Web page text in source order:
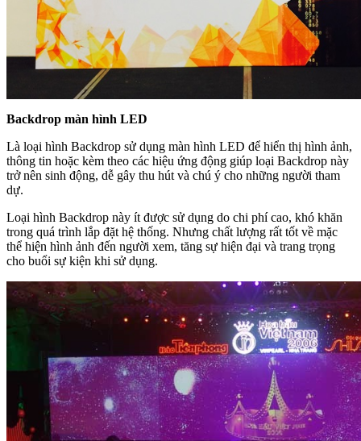
Backdrop màn hình LED
Là loại hình Backdrop sử dụng màn hình LED để hiển thị hình ảnh,
thông tin hoặc kèm theo các hiệu ứng động giúp loại Backdrop này
trở nên sinh động, dễ gây thu hút và chú ý cho những người tham
dự.
Loại hình Backdrop này ít được sử dụng do chi phí cao, khó khăn
trong quá trình lắp đặt hệ thống. Nhưng chất lượng rất tốt về mặc
thể hiện hình ảnh đến người xem, tăng sự hiện đại và trang trọng
cho buổi sự kiện khi sử dụng.